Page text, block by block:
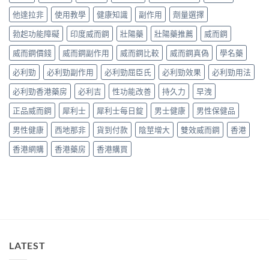
假
辨
別
指
南〉
中
實
效
果、
正
確
用
法
香
港
購
買
指
南〉
中
代
與
Climax
印
度
神
實
測
比
較〉
中
評
價
｜
Hamer
汗
馬
糖、
Spinach
金
糖、
Mentalk
黑
糖
哪
款
他達拉非
使用教學 健康知識 副作用
劑量選擇
勃起功能障礙
印度威而鋼 壯陽藥 壯陽藥推薦
威而鋼
威而鋼價錢
威而鋼副作用 威而鋼比較 威而鋼真偽
學名藥
必利勁
必利勁副作用 必利勁屈臣氏 必利勁效果
必利勁用法
必利勁香港藥房
必利吉 性功能改善 持久力
早洩
正品威而鋼
犀利士 犀利士每日錠 男士健康
男性保健品
男性健康
西地那非 貨到付款 陰莖增大 雙效威而鋼
香港
香港網購
香港藥房 香港購買
LATEST